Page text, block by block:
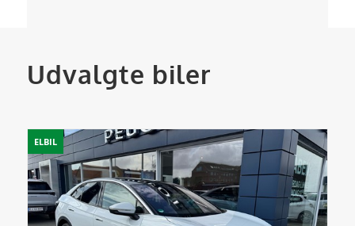
Udvalgte biler
ELBIL